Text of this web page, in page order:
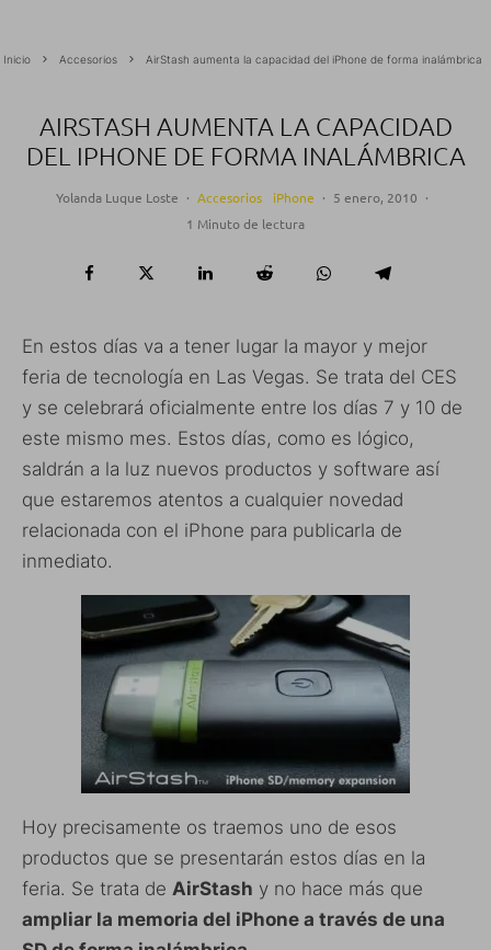
Inicio Accesorios AirStash aumenta la capacidad del iPhone de forma inalámbrica
AIRSTASH AUMENTA LA CAPACIDAD
DEL IPHONE DE FORMA INALÁMBRICA
Yolanda Luque Loste · Accesorios iPhone · 5 enero, 2010 ·
1 Minuto de lectura
En estos días va a tener lugar la mayor y mejor
feria de tecnología en Las Vegas. Se trata del CES
y se celebrará oficialmente entre los días 7 y 10 de
este mismo mes. Estos días, como es lógico,
saldrán a la luz nuevos productos y software así
que estaremos atentos a cualquier novedad
relacionada con el iPhone para publicarla de
inmediato.
Hoy precisamente os traemos uno de esos
productos que se presentarán estos días en la
feria. Se trata de AirStash y no hace más que
ampliar la memoria del iPhone a través de una